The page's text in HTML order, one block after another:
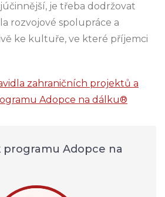
je třeba dodržovat
rozvojové spolupráce a
ke kultuře, ve které příjemci
zahraničních projektů a
Adopce na dálku®
programu Adopce na